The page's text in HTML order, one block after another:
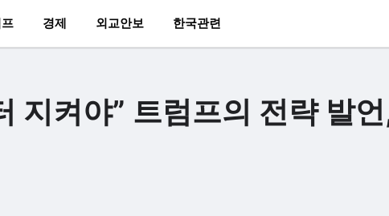
경제 외교안보 한국관련
지켜야” 트럼프의 전략 발